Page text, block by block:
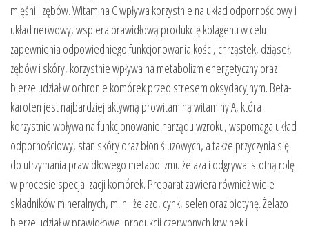
mięśni i zębów. Witamina C wpływa korzystnie na układ odpornościowy i
układ nerwowy, wspiera prawidłową produkcję kolagenu w celu
zapewnienia odpowiedniego funkcjonowania kości, chrząstek, dziąseł,
zębów i skóry, korzystnie wpływa na metabolizm energetyczny oraz
bierze udział w ochronie komórek przed stresem oksydacyjnym. Beta-
karoten jest najbardziej aktywną prowitaminą witaminy A, która
korzystnie wpływa na funkcjonowanie narządu wzroku, wspomaga układ
odpornościowy, stan skóry oraz błon śluzowych, a także przyczynia się
do utrzymania prawidłowego metabolizmu żelaza i odgrywa istotną rolę
w procesie specjalizacji komórek. Preparat zawiera również wiele
składników mineralnych, m.in.: żelazo, cynk, selen oraz biotynę. Żelazo
bierze udział w prawidłowej produkcji czerwonych krwinek i